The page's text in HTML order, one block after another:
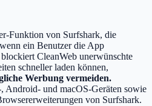
Funktion von Surfshark, die
ein Benutzer die App
CleanWeb unerwünschte
schneller laden können,
Werbung vermeiden.
Android- und macOS-Geräten sowie
von Surfshark.